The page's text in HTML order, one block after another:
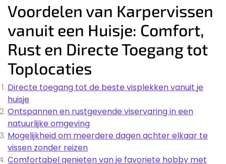
Voordelen van Karpervissen
vanuit een Huisje: Comfort,
Rust en Directe Toegang tot
Toplocaties
Directe toegang tot de beste visplekken vanuit je
huisje
Ontspannen en rustgevende viservaring in een
natuurlijke omgeving
Mogelijkheid om meerdere dagen achter elkaar te
vissen zonder reizen
Comfortabel genieten van je favoriete hobby met